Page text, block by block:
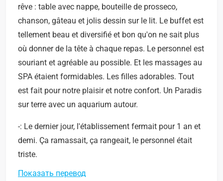
rêve : table avec nappe, bouteille de prosseco,
chanson, gâteau et jolis dessin sur le lit. Le buffet est
tellement beau et diversifié et bon qu'on ne sait plus
où donner de la tête à chaque repas. Le personnel est
souriant et agréable au possible. Et les massages au
SPA étaient formidables. Les filles adorables. Tout
est fait pour notre plaisir et notre confort. Un Paradis
sur terre avec un aquarium autour.
-: Le dernier jour, l'établissement fermait pour 1 an et
demi. Ça ramassait, ça rangeait, le personnel était
triste.
Показать перевод